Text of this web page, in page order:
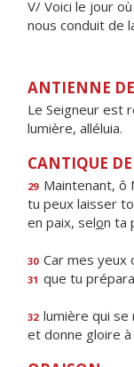
V/ Voici le jour
nous conduit de
ANTIENNE
Le Seigneur est
lumière, alléluia.
CANTIQUE
29 Maintenant, ô
tu peux laisser
en paix, selon ta
30 Car mes yeux
31 que tu
32 lumière qui se
et donne gloire